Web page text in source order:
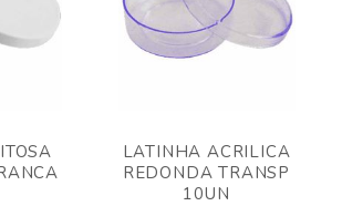
LATINHA ACRILICA
REDONDA TRANSP
10UN